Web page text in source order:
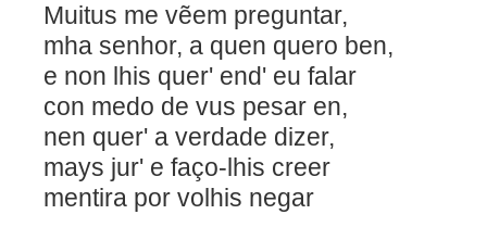
Muitus me vẽem preguntar,
mha senhor, a quen quero ben,
e non lhis quer' end' eu falar
con medo de vus pesar en,
nen quer' a verdade
mays jur' e faço-lhis creer
mentira por volhis negar